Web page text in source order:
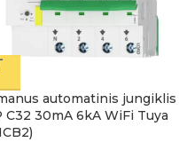
automatinis jungiklis
C32 30mA 6kA WiFi Tuya